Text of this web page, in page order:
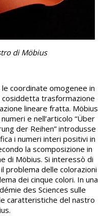
di Möbius
coordinate omogenee in
trasformazione
lineare fratta. Möbius
e nell’articolo “Über
der Reihen” introdusse
i numeri interi positivi in
la scomposizione in
di Möbius. Si interessò di
problema delle colorazioni
dei cinque colori. In una
des Sciences sulle
caratteristiche del nastro